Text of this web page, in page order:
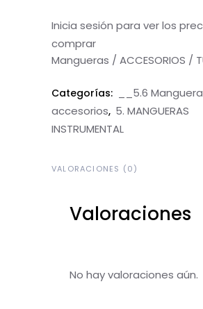
Inicia sesión para ver los
comprar
Mangueras / ACCESORIOS /
Categorías:
__5.6
accesorios, 5. MANGUERAS
INSTRUMENTAL
VALORACIONES (0)
Valoraciones
No hay valoraciones aún.